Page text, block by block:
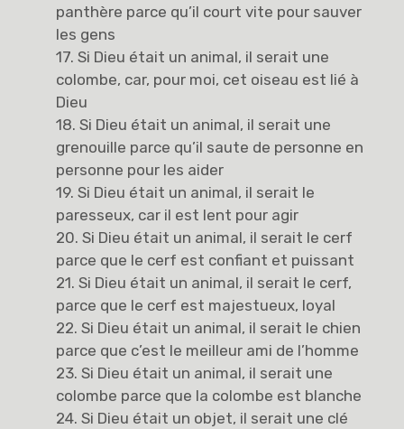
panthère parce qu’il court vite pour sauver
les gens
17. Si Dieu était un animal, il serait une
colombe, car, pour moi, cet oiseau est lié à
Dieu
18. Si Dieu était un animal, il serait une
grenouille parce qu’il saute de personne en
personne pour les aider
19. Si Dieu était un animal, il serait le
paresseux, car il est lent pour agir
20. Si Dieu était un animal, il serait le cerf
parce que le cerf est confiant et puissant
21. Si Dieu était un animal, il serait le cerf,
parce que le cerf est majestueux, loyal
22. Si Dieu était un animal, il serait le chien
parce que c’est le meilleur ami de l’homme
23. Si Dieu était un animal, il serait une
colombe parce que la colombe est blanche
24. Si Dieu était un objet, il serait une clé